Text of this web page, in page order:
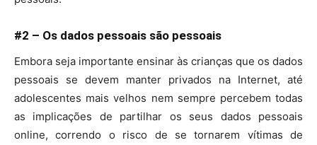
#2 – Os dados pessoais são pessoais
Embora seja importante ensinar às crianças que os dados
pessoais se devem manter privados na Internet, até
adolescentes mais velhos nem sempre percebem todas
as implicações de partilhar os seus dados pessoais
online, correndo o risco de se tornarem vítimas de